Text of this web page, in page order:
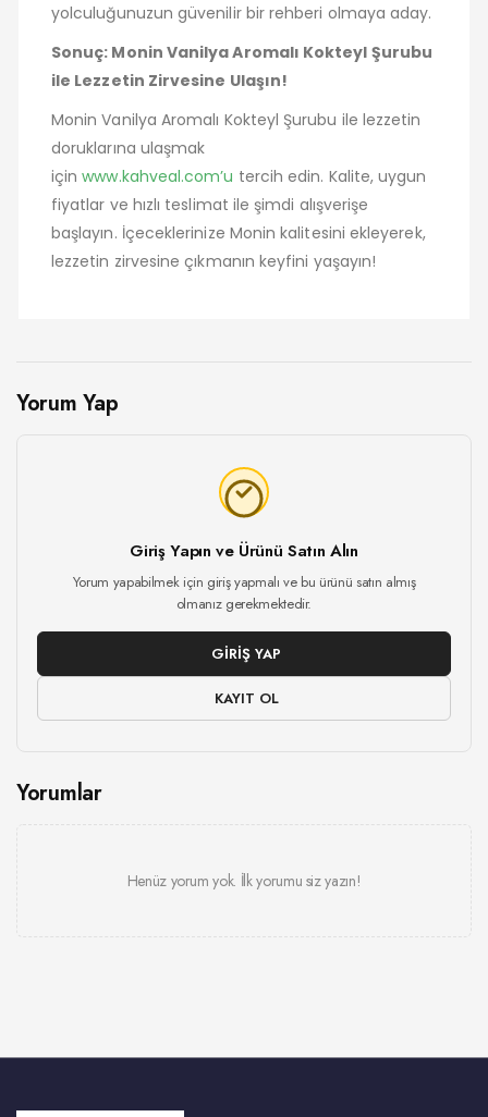
yolculuğunuzun güvenilir bir rehberi olmaya aday.
Sonuç: Monin Vanilya Aromalı Kokteyl Şurubu
ile Lezzetin Zirvesine Ulaşın!
Monin Vanilya Aromalı Kokteyl Şurubu ile lezzetin
doruklarına ulaşmak
içinwww.kahveal.com’u tercih edin. Kalite, uygun
fiyatlar ve hızlı teslimat ile şimdi alışverişe
başlayın. İçeceklerinize Monin kalitesini ekleyerek,
lezzetin zirvesine çıkmanın keyfini yaşayın!
Yorum Yap
Giriş Yapın ve Ürünü Satın Alın
Yorum yapabilmek için giriş yapmalı ve bu ürünü satın almış
olmanız gerekmektedir.
GIRIŞ YAP
KAYIT OL
Yorumlar
Henüz yorum yok. İlk yorumu siz yazın!